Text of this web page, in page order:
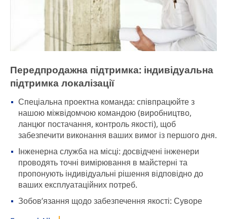
Передпродажна підтримка: індивідуальна
підтримка локалізації
Спеціальна проектна команда: співпрацюйте з
нашою міжвідомчою командою (виробництво,
ланцюг постачання, контроль якості), щоб
забезпечити виконання ваших вимог із першого дня.
Інженерна служба на місці: досвідчені інженери
проводять точні вимірювання в майстерні та
пропонують індивідуальні рішення відповідно до
ваших експлуатаційних потреб.
Зобов’язання щодо забезпечення якості: Суворе